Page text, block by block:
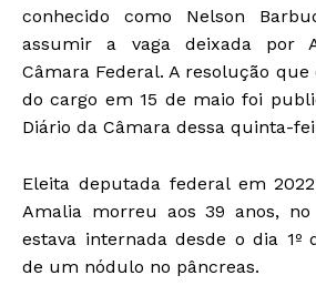
conhecido como Nelson
assumir a vaga deixada por
Câmara Federal. A resolução
do cargo em 15 de maio foi
Diário da Câmara dessa quinta-
Eleita deputada federal em
Amalia morreu aos 39 anos, no
estava internada desde o dia 1º
de um nódulo no pâncreas.